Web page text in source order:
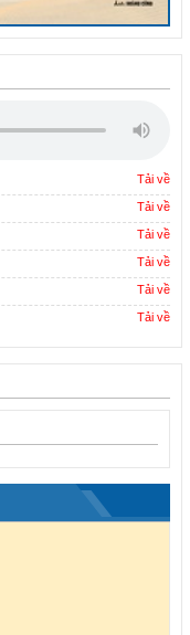
Tải về
Tải về
Tải về
Tải về
Tải về
Tải về